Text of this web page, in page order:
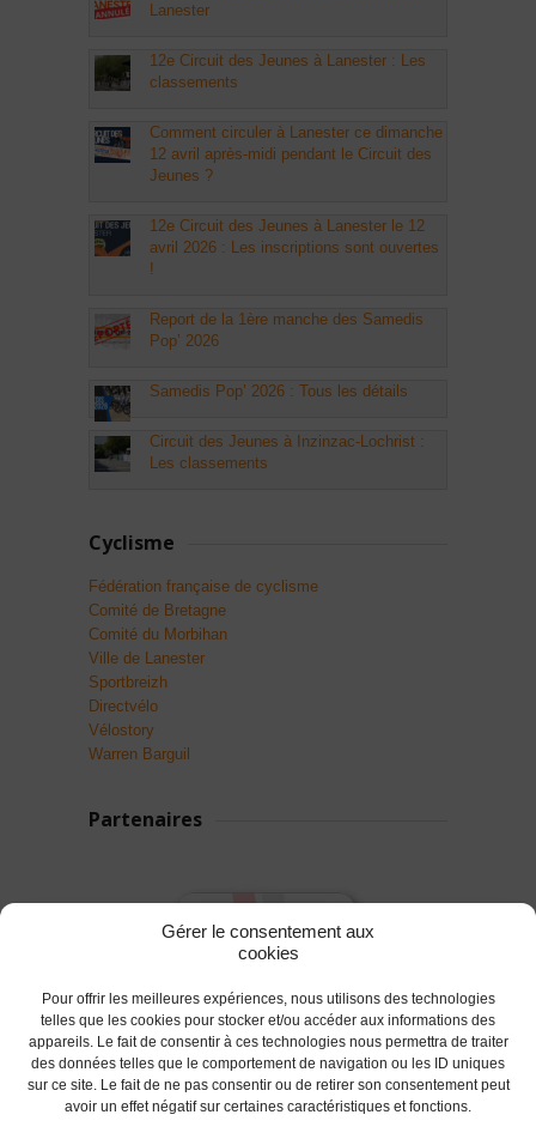
Gérer le consentement aux
cookies
Pour offrir les meilleures expériences, nous utilisons des technologies
telles que les cookies pour stocker et/ou accéder aux informations des
appareils. Le fait de consentir à ces technologies nous permettra de traiter
des données telles que le comportement de navigation ou les ID uniques
sur ce site. Le fait de ne pas consentir ou de retirer son consentement peut
avoir un effet négatif sur certaines caractéristiques et fonctions.
Lanester
12e Circuit des Jeunes à Lanester : Les
classements
Comment circuler à Lanester ce dimanche
12 avril après-midi pendant le Circuit des
Jeunes ?
12e Circuit des Jeunes à Lanester le 12
avril 2026 : Les inscriptions sont ouvertes
!
Report de la 1ère manche des Samedis
Pop’ 2026
Samedis Pop’ 2026 : Tous les détails
Circuit des Jeunes à Inzinzac-Lochrist :
Les classements
Cyclisme
Fédération française de cyclisme
Comité de Bretagne
Comité du Morbihan
Ville de Lanester
Sportbreizh
Directvélo
Vélostory
Warren Barguil
Partenaires